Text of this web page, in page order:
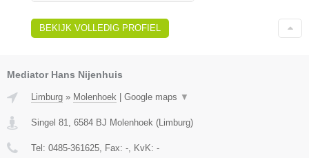
BEKIJK VOLLEDIG PROFIEL
Mediator Hans Nijenhuis
Limburg » Molenhoek | Google maps ▼
Singel 81 6584 BJ Molenhoek (Limburg)
Tel: 0485-361625 , Fax: - , KvK: -